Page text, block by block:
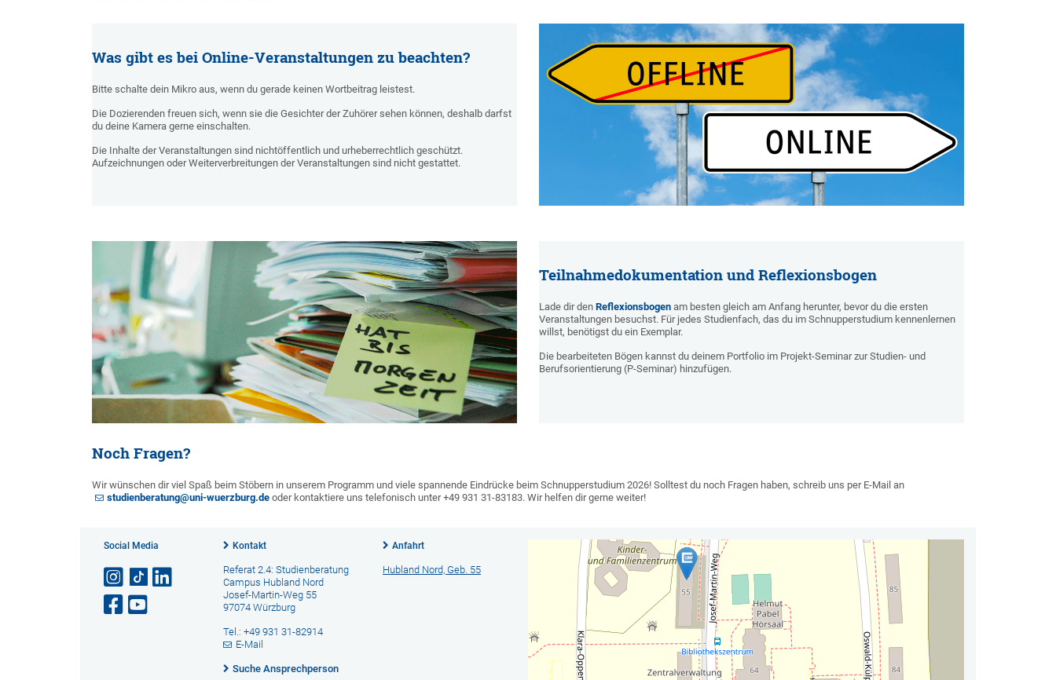
Was gibt es bei Online-Veranstaltungen zu beachten?
Bitte schalte dein Mikro aus, wenn du gerade keinen Wortbeitrag leistest.
Die Dozierenden freuen sich, wenn sie die Gesichter der Zuhörer sehen können, deshalb darfst
du deine Kamera gerne einschalten.
Die Inhalte der Veranstaltungen sind nichtöffentlich und urheberrechtlich geschützt.
Aufzeichnungen oder Weiterverbreitungen der Veranstaltungen sind nicht gestattet.
Teilnahmedokumentation und Reflexionsbogen
Lade dir den Reflexionsbogenam besten gleich am Anfang herunter, bevor du die ersten
Veranstaltungen besuchst. Für jedes Studienfach, das du im Schnupperstudium kennenlernen
willst, benötigst du ein Exemplar.
Die bearbeiteten Bögen kannst du deinem Portfolio im Projekt-Seminar zur Studien- und
Berufsorientierung (P-Seminar) hinzufügen.
Noch Fragen?
Wir wünschen dir viel Spaß beim Stöbern in unserem Programm und viele spannende Eindrücke beim Schnupperstudium 2026! Solltest du noch Fragen haben, schreib uns per E-Mail an
studienberatung@uni-wuerzburg.deoder kontaktiere uns telefonisch unter +49 931 31-83183. Wir helfen dir gerne weiter!
Social Media Kontakt
Referat 2.4: Studienberatung
Campus Hubland Nord
Josef-Martin-Weg 55
97074 Würzburg
Tel.: +49 931 31-82914
E-Mail
Suche Ansprechperson
Anfahrt
Hubland Nord, Geb. 55